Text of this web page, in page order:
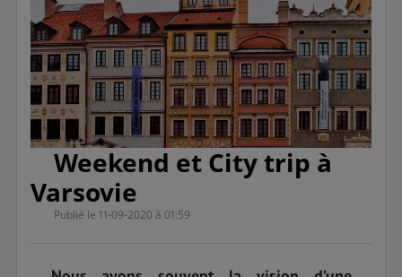
Weekend et City trip à
Varsovie
Publié le 11-09-2020 à 01:59